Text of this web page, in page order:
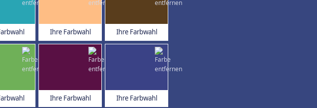
Ihre Farbwahl Ihre Farbwahl
Ihre Farbwahl Ihre Farbwahl